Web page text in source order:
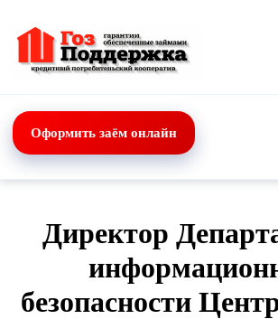
содержимому
Оформить заём онлайн
Директор
безопасности